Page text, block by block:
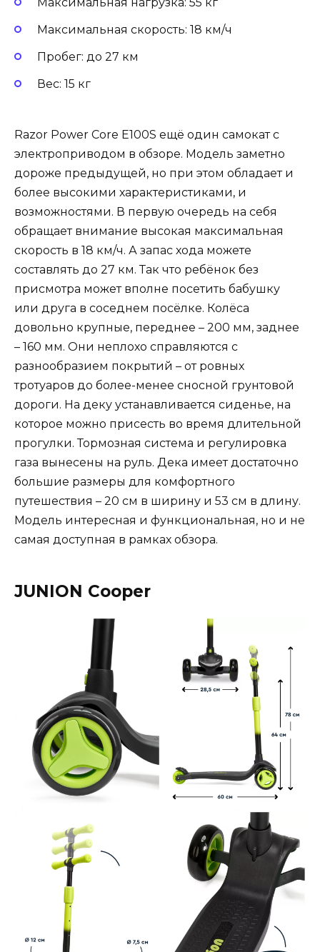
Максимальная скорость: 18 км/ч
Пробег: до 27 км
Вес: 15 кг
Razor Power Core E100S ещё один самокат с
электроприводом в обзоре. Модель заметно
дороже предыдущей, но при этом обладает и
более высокими характеристиками, и
возможностями. В первую очередь на себя
обращает внимание высокая максимальная
скорость в 18 км/ч. А запас хода можете
составлять до 27 км. Так что ребёнок без
присмотра может вполне посетить бабушку
или друга в соседнем посёлке. Колёса
довольно крупные, переднее – 200 мм, заднее
– 160 мм. Они неплохо справляются с
разнообразием покрытий – от ровных
тротуаров до более-менее сносной грунтовой
дороги. На деку устанавливается сиденье, на
которое можно присесть во время длительной
прогулки. Тормозная система и регулировка
газа вынесены на руль. Дека имеет достаточно
большие размеры для комфортного
путешествия – 20 см в ширину и 53 см в длину.
Модель интересная и функциональная, но и не
самая доступная в рамках обзора.
JUNION Cooper